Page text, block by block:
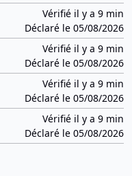
Vérifié il y a 9 min
Déclaré le 05/08/2026
Vérifié il y a 9 min
Déclaré le 05/08/2026
Vérifié il y a 9 min
Déclaré le 05/08/2026
Vérifié il y a 9 min
Déclaré le 05/08/2026